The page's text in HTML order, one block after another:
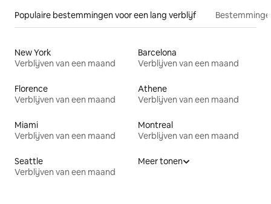
Populaire bestemmingen voor een lang verblijf
New York
Verblijven van een maand
Barcelona
Verblijven van een maand
Florence
Verblijven van een maand
Athene
Verblijven van een maand
Miami
Verblijven van een maand
Montreal
Verblijven van een maand
Seattle
Verblijven van een maand
Meer tonen